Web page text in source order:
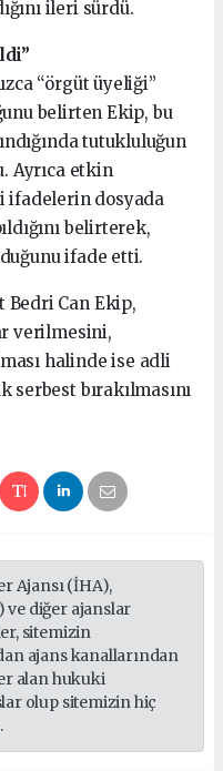
ileri sürdü.
“örgüt üyeliği”
belirten Ekip, bu
tutukluluğun
Ayrıca etkin
ifadelerin dosyada
belirterek,
ifade etti.
Bedri Can Ekip,
verilmesini,
halinde ise adli
bırakılmasını
Ajansı (İHA),
ve diğer ajanslar
sitemizin
ajans kanallarından
alan hukuki
olup sitemizin hiç